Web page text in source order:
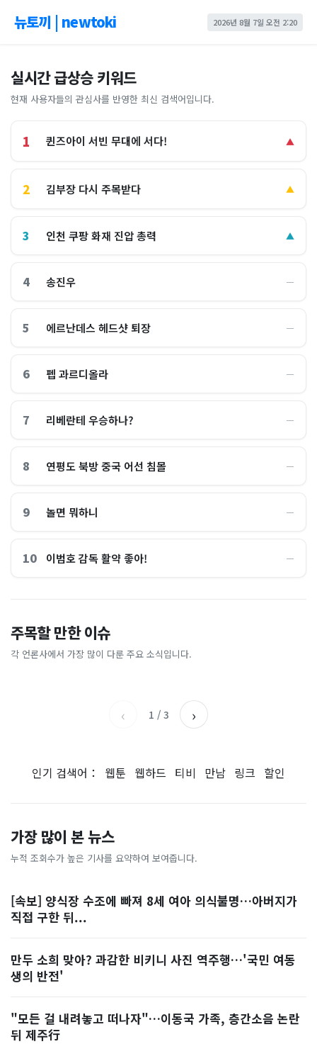
뉴토끼 | newtoki 2026년 8월 7일 오전 2:20
실시간 급상승 키워드
현재 사용자들의 관심사를 반영한 최신 검색어입니다.
1 퀸즈아이 서빈 무대에 서다! ▲
2 김부장 다시 주목받다 ▲
3 인천 쿠팡 화재 진압 총력 ▲
4 송진우 ―
5 에르난데스 헤드샷 퇴장 ―
6 펩 과르디올라 ―
7 리베란테 우승하나? ―
8 연평도 북방 중국 어선 침몰 ―
9 놀면 뭐하니 ―
10 이범호 감독 활약 좋아! ―
주목할 만한 이슈
각 언론사에서 가장 많이 다룬 주요 소식입니다.
홈플러스, 2000억원으로 '시
간'을 샀다
비즈워치
왜?매일경제
[날씨] 오늘 밤 또 내린다...내
륙 중심 최대 150mm
졌다...국산 53개 중소기업이
‹ 1 / 3 ›
인기 검색어： 웹툰 웹하드 티비 만남 링크 할인
가장 많이 본 뉴스
누적 조회수가 높은 기사를 요약하여 보여줍니다.
[속보] 양식장 수조에 빠져 8세 여아 의식불명…아버지가
직접 구한 뒤...
만두 소희 맞아? 과감한 비키니 사진 역주행…'국민 여동
생의 반전'
"모든 걸 내려놓고 떠나자"…이동국 가족, 층간소음 논란
뒤 제주行